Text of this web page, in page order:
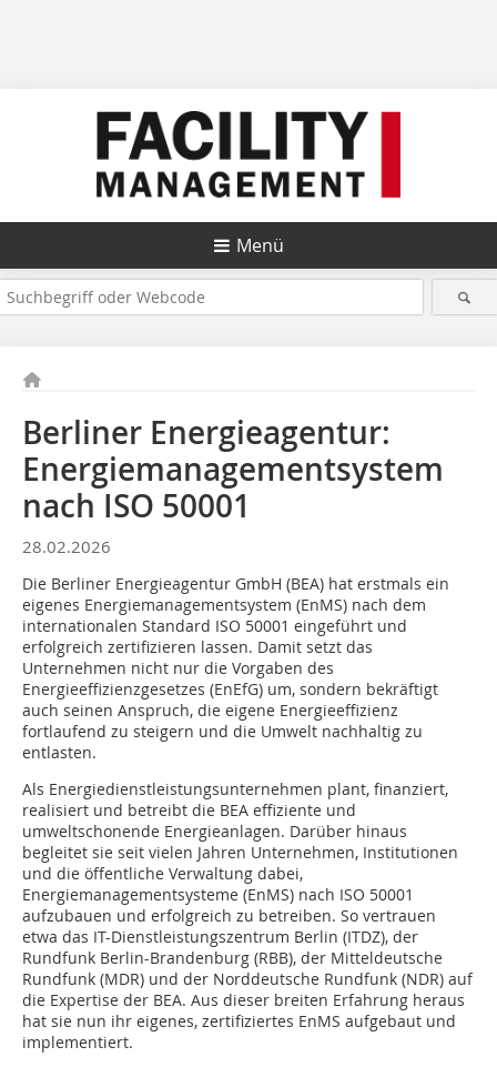
Menü
Berliner Energieagentur:
Energiemanagementsystem
nach ISO 50001
28.02.2026
Die Berliner Energieagentur GmbH (BEA) hat erstmals ein
eigenes Energiemanagementsystem (EnMS) nach dem
internationalen Standard ISO 50001 eingeführt und
erfolgreich zertifizieren lassen. Damit setzt das
Unternehmen nicht nur die Vorgaben des
Energieeffizienzgesetzes (EnEfG) um, sondern bekräftigt
auch seinen Anspruch, die eigene Energieeffizienz
fortlaufend zu steigern und die Umwelt nachhaltig zu
entlasten.
Als Energiedienstleistungsunternehmen plant, finanziert,
realisiert und betreibt die BEA effiziente und
umweltschonende Energieanlagen. Darüber hinaus
begleitet sie seit vielen Jahren Unternehmen, Institutionen
und die öffentliche Verwaltung dabei,
Energiemanagementsysteme (EnMS) nach ISO 50001
aufzubauen und erfolgreich zu betreiben. So vertrauen
etwa das IT-Dienstleistungszentrum Berlin (ITDZ), der
Rundfunk Berlin-Brandenburg (RBB), der Mitteldeutsche
Rundfunk (MDR) und der Norddeutsche Rundfunk (NDR) auf
die Expertise der BEA. Aus dieser breiten Erfahrung heraus
hat sie nun ihr eigenes, zertifiziertes EnMS aufgebaut und
implementiert.